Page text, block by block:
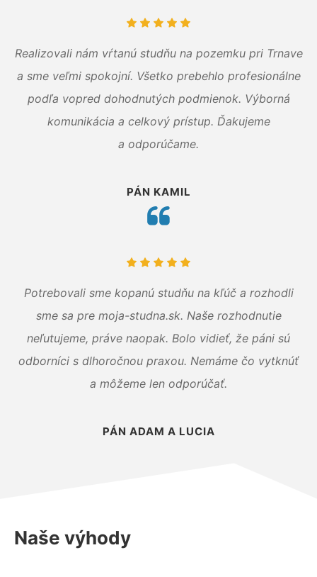
Realizovali nám vŕtanú studňu na pozemku pri Trnave
a sme veľmi spokojní. Všetko prebehlo profesionálne
podľa vopred dohodnutých podmienok. Výborná
komunikácia a celkový prístup. Ďakujeme
a odporúčame.
PÁN KAMIL
Potrebovali sme kopanú studňu na kľúč a rozhodli
sme sa pre moja-studna.sk. Naše rozhodnutie
neľutujeme, práve naopak. Bolo vidieť, že páni sú
odborníci s dlhoročnou praxou. Nemáme čo vytknúť
a môžeme len odporúčať.
PÁN ADAM A LUCIA
Naše výhody